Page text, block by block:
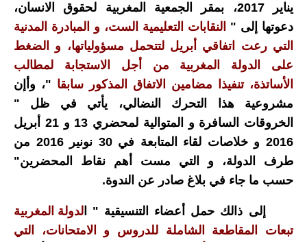
يناير 2017، بمقر الجمعية المغربية لحقوق الانسان،
دعوتها إلى " النقابات التعليمية الست، و المبادرة المدنية
التي رعت اتفاقي أبريل لتتحمل مسؤولياتها، و الضغط
على الدولة المغربية من أجل الاستجابة لمطالب
الأساتذة، تنفيذا مضامين الاتفاق المذكور سابقا "، وأإن
مشروعية هذا التحرك النضالي، يأتي في ظل "
الخروقات السافرة و المتوالية لمحضري 13 و 21 أبريل
2016 و خلاصات لقاء المتابعة في 30 نونير 2016 من
طرف الدولة، و التي مست أهم نقاط المحضرين"
حسب ما جاء في بلاغ صادر عن الندوة.
إلى ذالك حمل أعضاء التنسيقية " ا لدولة المغربية
تبعات المقاطعة الشاملة للدروس و الامتحانات، التي